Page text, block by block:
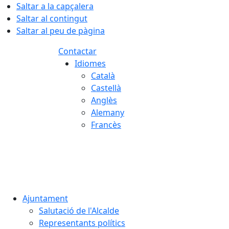
Saltar a la capçalera
Saltar al contingut
Saltar al peu de pàgina
Contactar
Idiomes
Català
Castellà
Anglès
Alemany
Francès
Ajuntament
Salutació de l'Alcalde
Representants polítics